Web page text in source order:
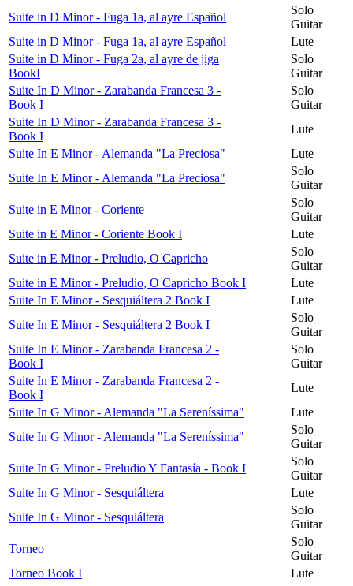
Suite in D Minor - Fuga 1a, al ayre Español
Solo
Guitar
Suite in D Minor - Fuga 1a, al ayre Español
Lute
Suite in D Minor - Fuga 2a, al ayre de jiga
BookI
Solo
Guitar
Suite In D Minor - Zarabanda Francesa 3 -
Book I
Solo
Guitar
Suite In D Minor - Zarabanda Francesa 3 -
Book I
Lute
Suite In E Minor - Alemanda "La Preciosa"
Lute
Suite In E Minor - Alemanda "La Preciosa"
Solo
Guitar
Suite in E Minor - Coriente
Solo
Guitar
Suite in E Minor - Coriente Book I
Lute
Suite in E Minor - Preludio, O Capricho
Solo
Guitar
Suite in E Minor - Preludio, O Capricho Book I
Lute
Suite In E Minor - Sesquiáltera 2 Book I
Lute
Suite In E Minor - Sesquiáltera 2 Book I
Solo
Guitar
Suite In E Minor - Zarabanda Francesa 2 -
Book I
Solo
Guitar
Suite In E Minor - Zarabanda Francesa 2 -
Book I
Lute
Suite In G Minor - Alemanda "La Sereníssima"
Lute
Suite In G Minor - Alemanda "La Sereníssima"
Solo
Guitar
Suite In G Minor - Preludio Y Fantasía - Book I
Solo
Guitar
Suite In G Minor - Sesquiáltera
Lute
Suite In G Minor - Sesquiáltera
Solo
Guitar
Torneo
Solo
Guitar
Torneo Book I
Lute